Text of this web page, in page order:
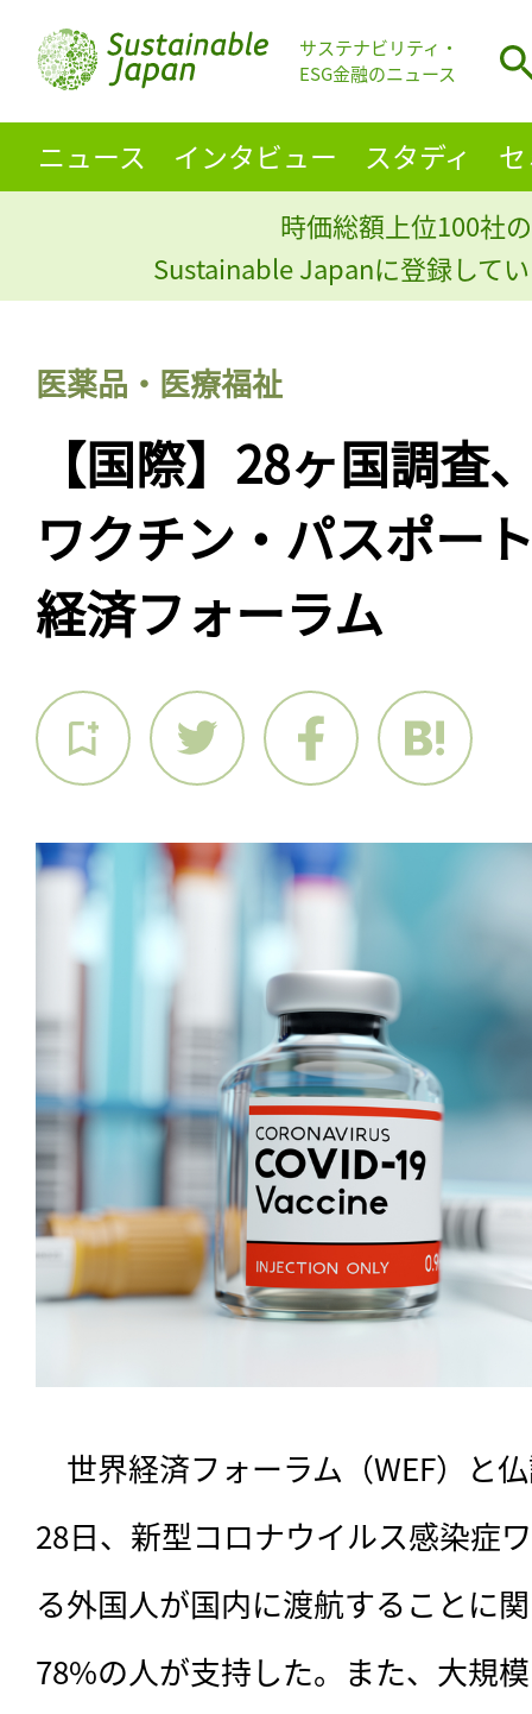
サステナビリティ・
ESG金融のニュース
ニュース インタビュー スタディ
時価総額上位100社
Sustainable Japanに登録して
医薬品・医療福祉
【国際】28ヶ国調査
ワクチン・パスポー
経済フォーラム
世界経済フォーラム（WEF）と
28日、新型コロナウイルス感染症
る外国人が国内に渡航することに
78%の人が支持した。また、大規